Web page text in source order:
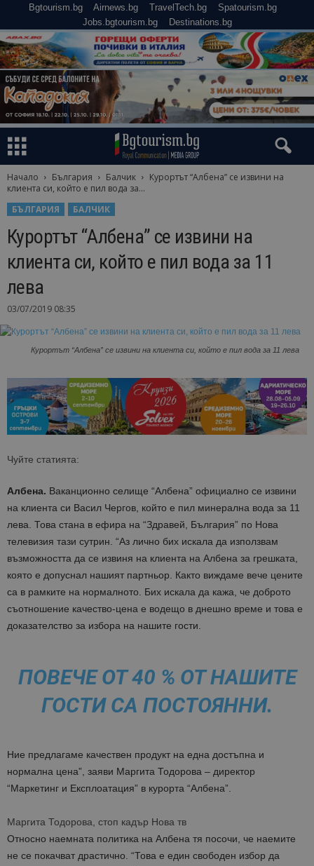
Bgtourism.bg Airnews.bg TravelTech.bg
Spatourism.bg
Jobs.bgtourism.bg
Destinations.bg
Начало България Балчик
Курортът “Албена” се извини на
клиента си, който е пил вода за...
БЪЛГАРИЯ
БАЛЧИК
Курортът “Албена” се извини на
клиента си, който е пил вода за 11
лева
03/07/2019 08:35
Курортът “Албена” се извини на клиента си, който е пил вода за 11 лева
Чуйте статията:
Албена. Ваканционно селище “Албена” официално се извини
на клиента си Васил Чергов, който е пил минерална вода за 11
лева. Това стана в ефира на “Здравей, България” по Нова
телевизия тази сутрин. “Аз лично бих искала да използвам
възможността да се извиня на клиента на Албена за грешката,
която е допуснал нашият партньор. Както виждаме вече цените
са в рамките на нормалното. Бих искала да кажа, че доброто
съотношение качество-цена е водещо в днешно време и това е
доказателство за избора на нашите гости.
ПОВЕЧЕ ОТ 40 % ОТ НАШИТЕ
ГОСТИ СА ПОСТОЯННИ.
Ние предлагаме качествен продукт на една достъпна и
нормална цена”, заяви Маргита Тодорова – директор
“Маркетинг и Експлоатация” в курорта “Албена”.
Маргита Тодорова, стоп кадър Нова тв
Относно наемната политика на Албена тя посочи, че наемите
не се покачват драстично. “Това е един свободен избор да